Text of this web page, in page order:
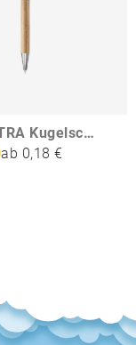
SUMATRA Kugelschreiber aus Bambus
ab 0,18 €